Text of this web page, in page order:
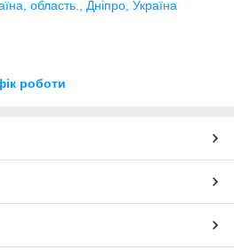
область., Дніпро, Україна
роботи